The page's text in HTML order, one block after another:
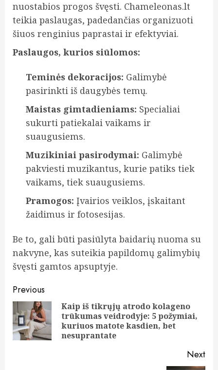
nuostabios progos švęsti. Chameleonas.lt
teikia paslaugas, padedančias organizuoti
šiuos renginius paprastai ir efektyviai.
Paslaugos, kurios siūlomos:
Teminės dekoracijos: Galimybė
pasirinkti iš daugybės temų.
Maistas gimtadieniams: Specialiai
sukurti patiekalai vaikams ir
suaugusiems.
Muzikiniai pasirodymai: Galimybė
pakviesti muzikantus, kurie patiks tiek
vaikams, tiek suaugusiems.
Pramogos: Įvairios veiklos, įskaitant
žaidimus ir fotosesijas.
Be to, gali būti pasiūlyta baidarių nuoma su
nakvyne, kas suteikia papildomų galimybių
švęsti gamtos apsuptyje.
Continue
Reading
Previous
Kaip iš tikrųjų atrodo kolageno
trūkumas veidrodyje: 5 požymiai,
kuriuos matote kasdien, bet
nesuprantate
Next